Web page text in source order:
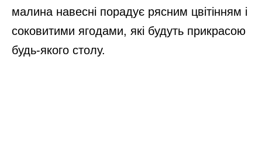
малина навесні порадує рясним цвітінням і
соковитими ягодами, які будуть прикрасою
будь-якого столу.